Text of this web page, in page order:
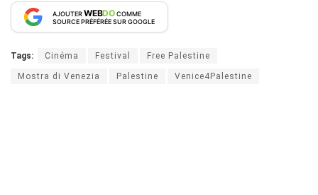
AJOUTERWEBDOCOMME
SOURCE PRÉFÉRÉE SUR GOOGLE
Tags: Cinéma Festival Free Palestine
Mostra di Venezia Palestine Venice4Palestine